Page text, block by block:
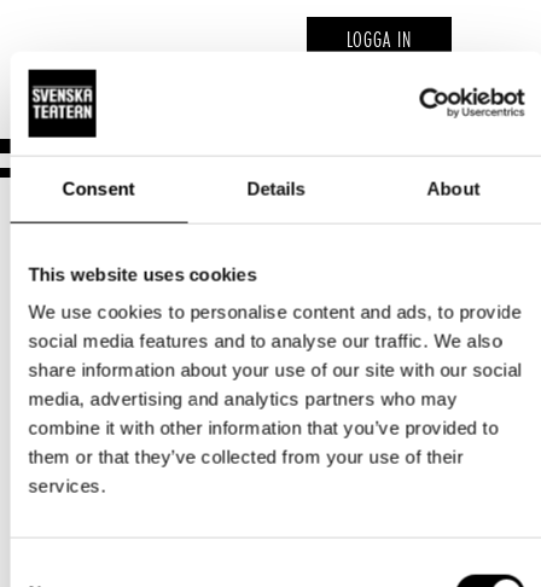
Consent Details About
This website uses cookies
We use cookies to personalise content and ads, to provide
social media features and to analyse our traffic. We also
share information about your use of our site with our social
media, advertising and analytics partners who may
combine it with other information that you’ve provided to
them or that they’ve collected from your use of their
services.
Presentkort
Tillgänglighet
Frågor & svar
Företag
Guidning
Teaterns verksamhet
Ensemble
Historia
Kontaktuppgifter
Press
Jobba hos oss
Nyhetsbrev
Svenska Teatern Live
LOGGA IN
LOGGA IN
Norra esplanaden 2
00130 Helsingfors
Växel och reception
må-fr kl. 9-16
info@svenskateatern.fi